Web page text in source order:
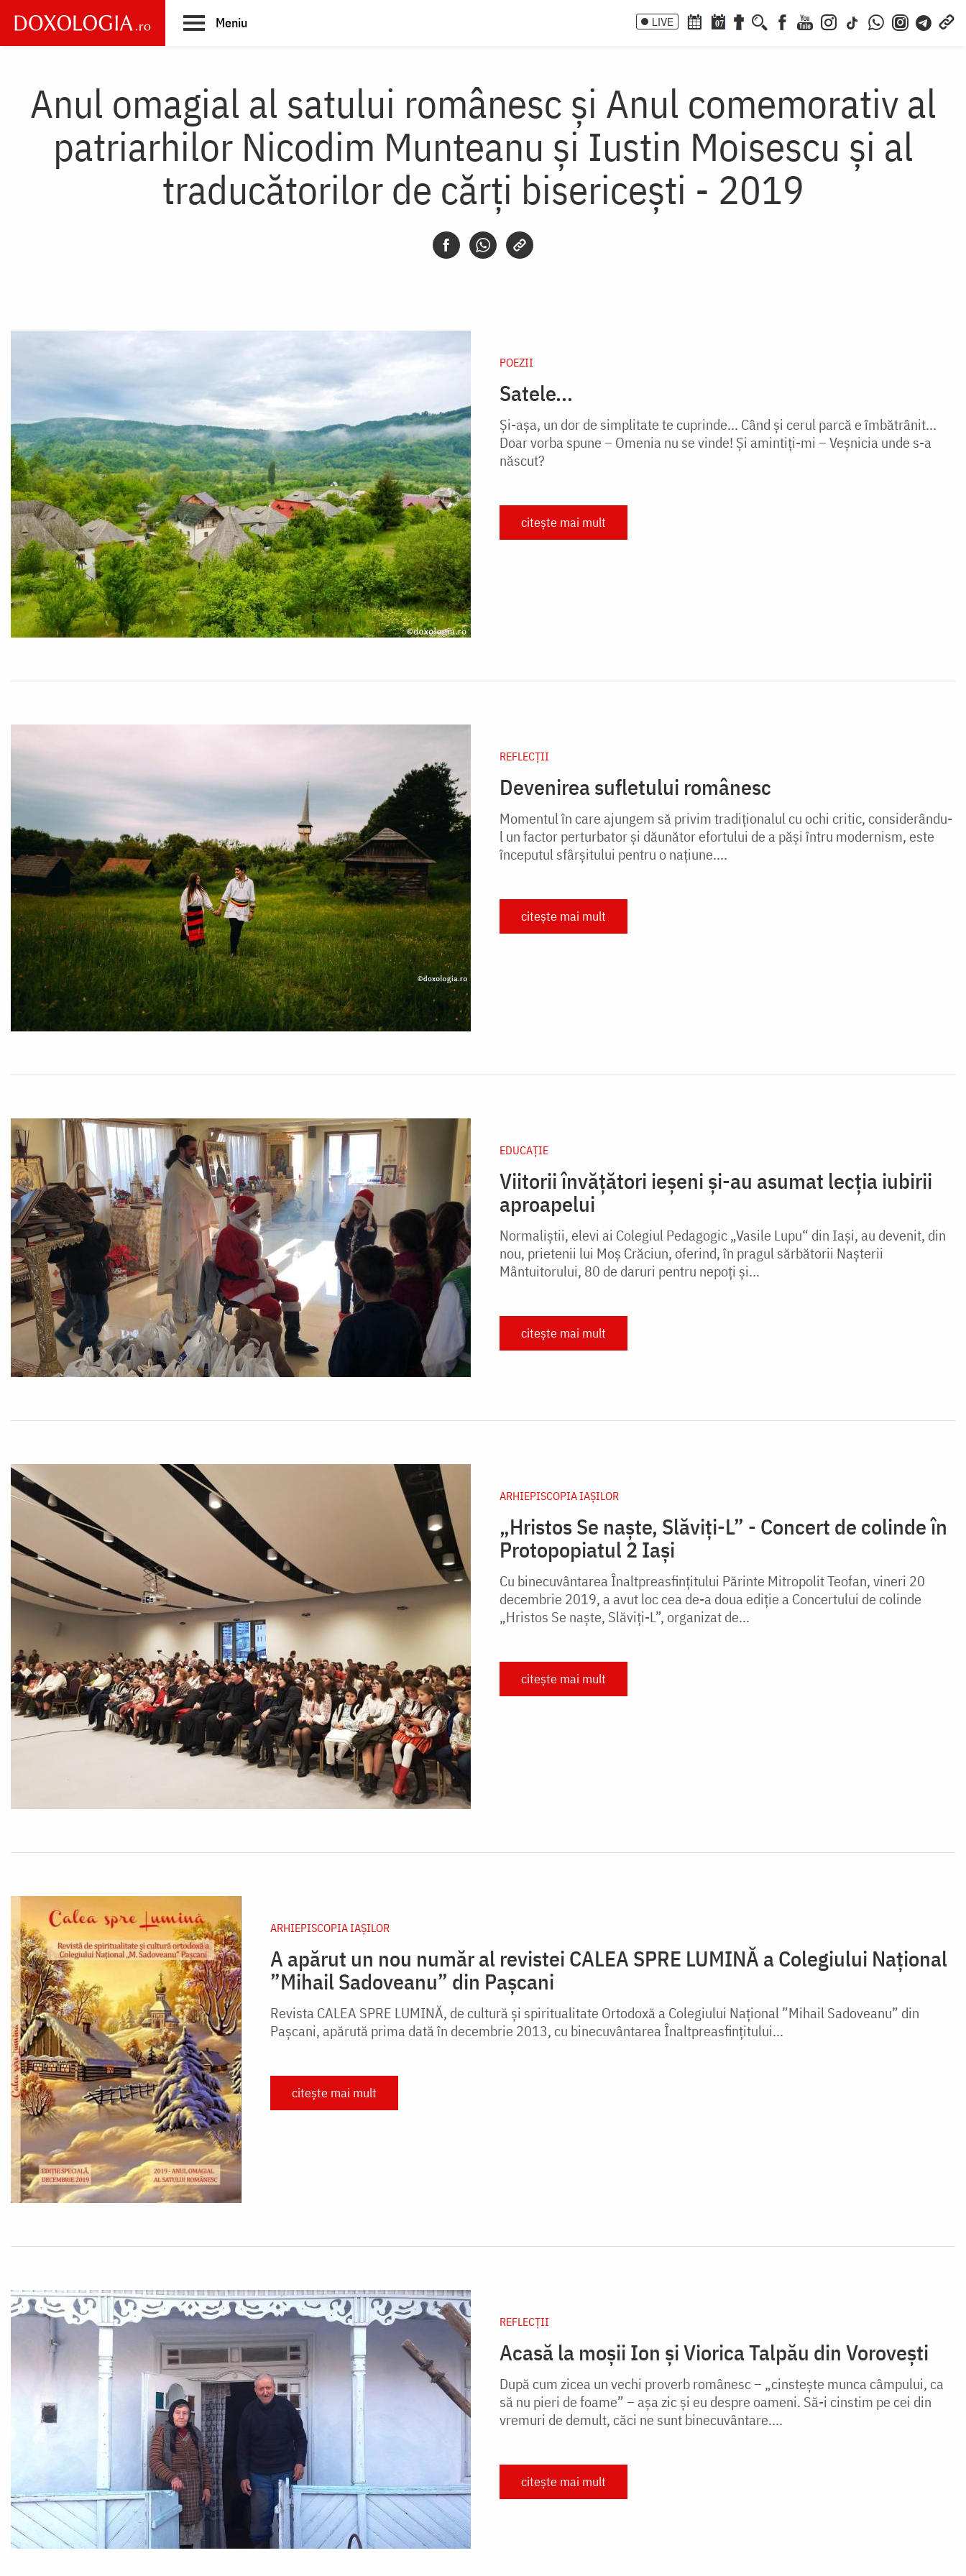
main
Meniu LIVE 07
Anul omagial al satului româ­nesc şi Anul come­morativ al
patriarhilor Nicodim Munteanu şi Iustin Moisescu şi al
traducătorilor de cărţi bisericești - 2019
POEZII
Satele...
Și-așa, un dor de simplitate te cuprinde... Când și cerul parcă e îmbătrânit...
Doar vorba spune – Omenia nu se vinde! Și amintiți-mi – Veșnicia unde s-a
născut?
citește mai mult
REFLECȚII
Devenirea sufletului românesc
Momentul în care ajungem să privim tradiționalul cu ochi critic, considerându-
l un factor perturbator și dăunător efortului de a păși întru modernism, este
începutul sfârșitului pentru o națiune....
citește mai mult
EDUCAŢIE
Viitorii învăţători ieşeni şi-au asumat lecţia iubirii
aproapelui
Normaliştii, elevi ai Colegiul Pedagogic „Vasile Lupu“ din Iaşi, au devenit, din
nou, prietenii lui Moş Crăciun, oferind, în pragul sărbătorii Naşterii
Mântuitorului, 80 de daruri pentru nepoţi şi...
citește mai mult
ARHIEPISCOPIA IAŞILOR
„Hristos Se naște, Slăviți-L” - Concert de colinde în
Protopopiatul 2 Iași
Cu binecuvântarea Înaltpreasfințitului Părinte Mitropolit Teofan, vineri 20
decembrie 2019, a avut loc cea de-a doua ediție a Concertului de colinde
„Hristos Se naște, Slăviți-L”, organizat de...
citește mai mult
ARHIEPISCOPIA IAŞILOR
A apărut un nou număr al revistei CALEA SPRE LUMINĂ a Colegiului Naţional
”Mihail Sadoveanu” din Paşcani
Revista CALEA SPRE LUMINĂ, de cultură şi spiritualitate Ortodoxă a Colegiului Naţional ”Mihail Sadoveanu” din
Paşcani, apărută prima dată în decembrie 2013, cu binecuvântarea Înaltpreasfinţitului...
citește mai mult
REFLECȚII
Acasă la moșii Ion și Viorica Talpău din Vorovești
După cum zicea un vechi proverb românesc – „cinsteşte munca câmpului, ca
să nu pieri de foame” – așa zic și eu despre oameni. Să-i cinstim pe cei din
vremuri de demult, căci ne sunt binecuvântare....
citește mai mult